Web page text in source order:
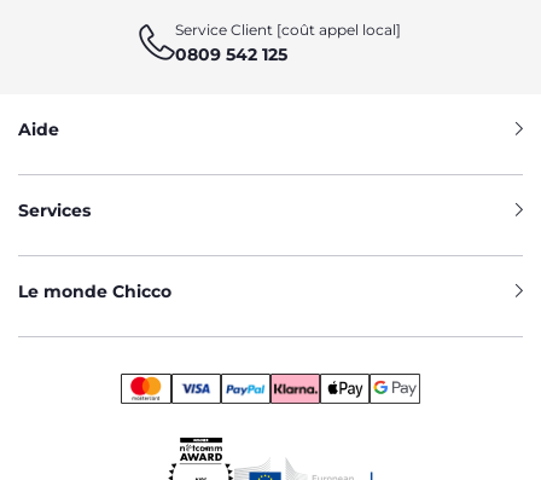
Service Client [coût appel local]
0809 542 125
Aide
Services
Le monde Chicco